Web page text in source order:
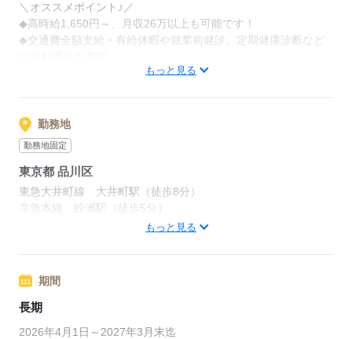
＼オススメポイント♪／
◆高時給1,650円～、月収26万以上も可能です！
◆交通費全額支給・有給休暇や就業前健診、定期健康診断など
◆園内環境整備は分業化されているので、保育に専念できる環
＼【ウィッシュ】で働くメリット♪／
◆ウィッシュは保育専門25年の実績◎
◆安心して働ける環境で、平均勤続年数は6年！10年以上長期
勤務されている方も多数！
◆40代・50代・60代の幅広い年齢性の方、主婦・主夫・シニア
で安心して勤務できます！
まずはお気軽にお問い合わせください！
もっと見る
勤務地
勤務地固定
東京都 品川区
東急大井町線 大井町駅（徒歩8分）
京急本線 鮫洲駅（徒歩5分）
品川区内にご案内できる園、複数個所あり。
もっと見る
期間
長期
2026年4月1日～2027年3月末迄